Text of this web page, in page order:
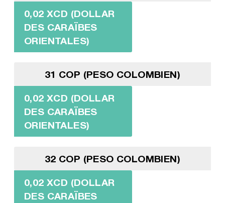
0,02 XCD (DOLLAR
DES CARAÏBES
ORIENTALES)
31 COP (PESO COLOMBIEN)
0,02 XCD (DOLLAR
DES CARAÏBES
ORIENTALES)
32 COP (PESO COLOMBIEN)
0,02 XCD (DOLLAR
DES CARAÏBES